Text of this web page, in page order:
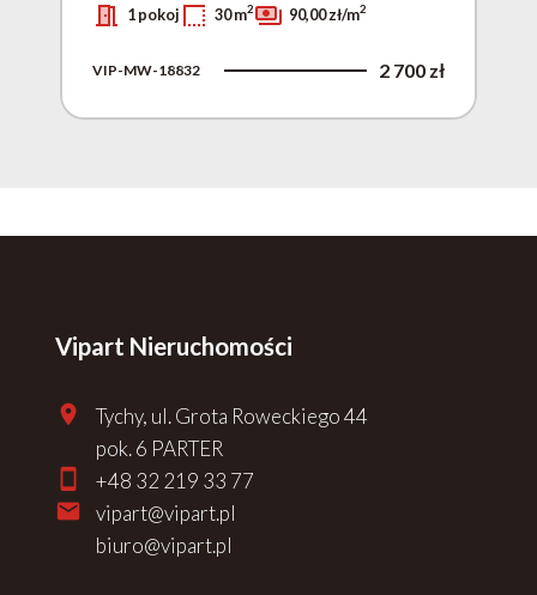
1 pokoj 30 m2 90,00 zł/m2
VIP-MW-18832 2 700 zł
Vipart Nieruchomości
Tychy, ul. Grota Roweckiego 44
pok. 6 PARTER
+48 32 219 33 77
vipart@vipart.pl
biuro@vipart.pl